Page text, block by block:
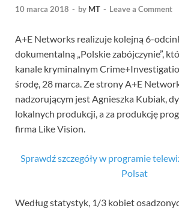
10 marca 2018 - by MT - Leave a Comment
A+E Networks realizuje kolejną 6-
dokumentalną „Polskie zabójczynie”,
kanale kryminalnym
środę, 28 marca. Ze strony A+E
nadzorującym jest Agnieszka Kubiak,
lokalnych produkcji, a za produkcję
firma Like Vision.
Sprawdź szczegóły w programie
Polsat
Według statystyk, 1/3 kobiet